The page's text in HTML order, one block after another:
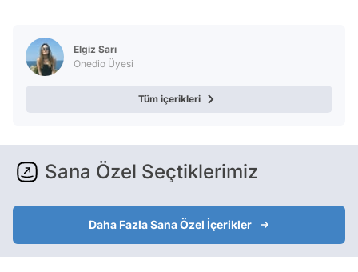
Elgiz Sarı
Onedio Üyesi
Tüm içerikleri
Sana Özel Seçtiklerimiz
Daha Fazla Sana Özel İçerikler